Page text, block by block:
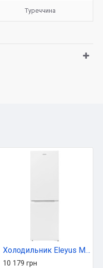
Туреччина
Холодильник Eleyus MRDW2150M47 WH
10 179 грн